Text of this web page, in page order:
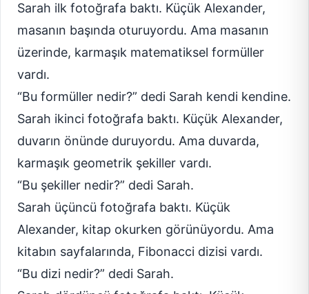
Sarah ilk fotoğrafa baktı. Küçük Alexander,
masanın başında oturuyordu. Ama masanın
üzerinde, karmaşık matematiksel formüller
vardı.
“Bu formüller nedir?” dedi Sarah kendi kendine.
Sarah ikinci fotoğrafa baktı. Küçük Alexander,
duvarın önünde duruyordu. Ama duvarda,
karmaşık geometrik şekiller vardı.
“Bu şekiller nedir?” dedi Sarah.
Sarah üçüncü fotoğrafa baktı. Küçük
Alexander, kitap okurken görünüyordu. Ama
kitabın sayfalarında, Fibonacci dizisi vardı.
“Bu dizi nedir?” dedi Sarah.